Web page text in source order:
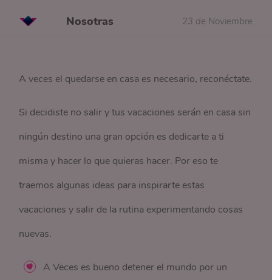
Nosotras 23 de Noviembre
A veces el quedarse en casa es necesario, reconéctate.
Si decidiste no salir y tus vacaciones serán en casa sin
ningún destino una gran opción es dedicarte a ti
misma y hacer lo que quieras hacer. Por eso te
traemos algunas ideas para inspirarte estas
vacaciones y salir de la rutina experimentando cosas
nuevas.
A Veces es bueno detener el mundo por un